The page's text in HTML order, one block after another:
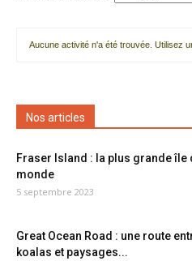
Aucune activité n'a été trouvée. Utilisez
Nos articles
Fraser Island : la plus grande île
monde
5 septembre 2023
Great Ocean Road : une route
koalas et paysages...